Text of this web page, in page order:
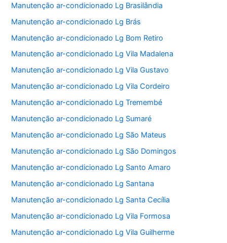
Manutenção ar-condicionado Lg Brasilândia
Manutenção ar-condicionado Lg Brás
Manutenção ar-condicionado Lg Bom Retiro
Manutenção ar-condicionado Lg Vila Madalena
Manutenção ar-condicionado Lg Vila Gustavo
Manutenção ar-condicionado Lg Vila Cordeiro
Manutenção ar-condicionado Lg Tremembé
Manutenção ar-condicionado Lg Sumaré
Manutenção ar-condicionado Lg São Mateus
Manutenção ar-condicionado Lg São Domingos
Manutenção ar-condicionado Lg Santo Amaro
Manutenção ar-condicionado Lg Santana
Manutenção ar-condicionado Lg Santa Cecília
Manutenção ar-condicionado Lg Vila Formosa
Manutenção ar-condicionado Lg Vila Guilherme